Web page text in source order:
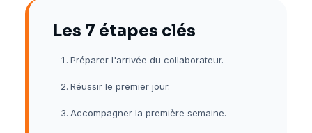
Les 7 étapes clés
Préparer l'arrivée du collaborateur.
Réussir le premier jour.
Accompagner la première semaine.